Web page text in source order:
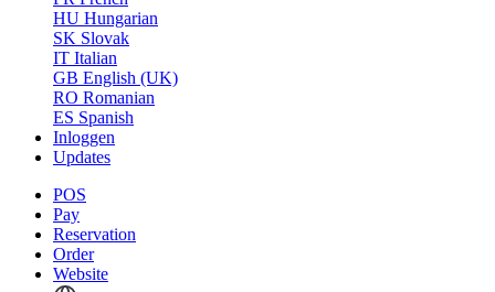
HU Hungarian
SK Slovak
IT Italian
GB English (UK)
RO Romanian
ES Spanish
Inloggen
Updates
POS
Pay
Reservation
Order
Website